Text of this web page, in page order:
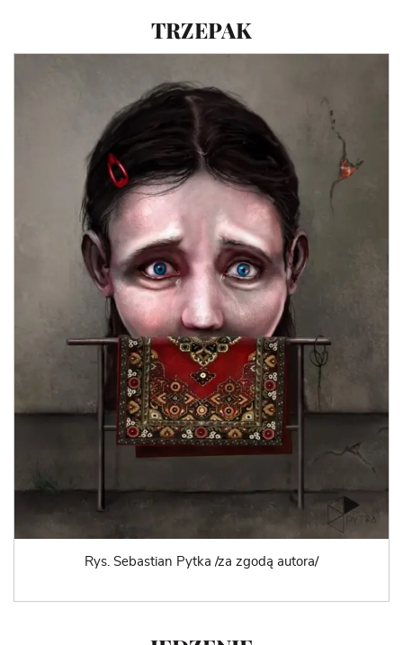
TRZEPAK
Rys. Sebastian Pytka /za zgodą autora/